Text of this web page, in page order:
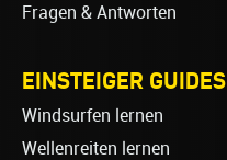
Fragen & Antworten
EINSTEIGER GUIDES
Windsurfen lernen
Wellenreiten lernen